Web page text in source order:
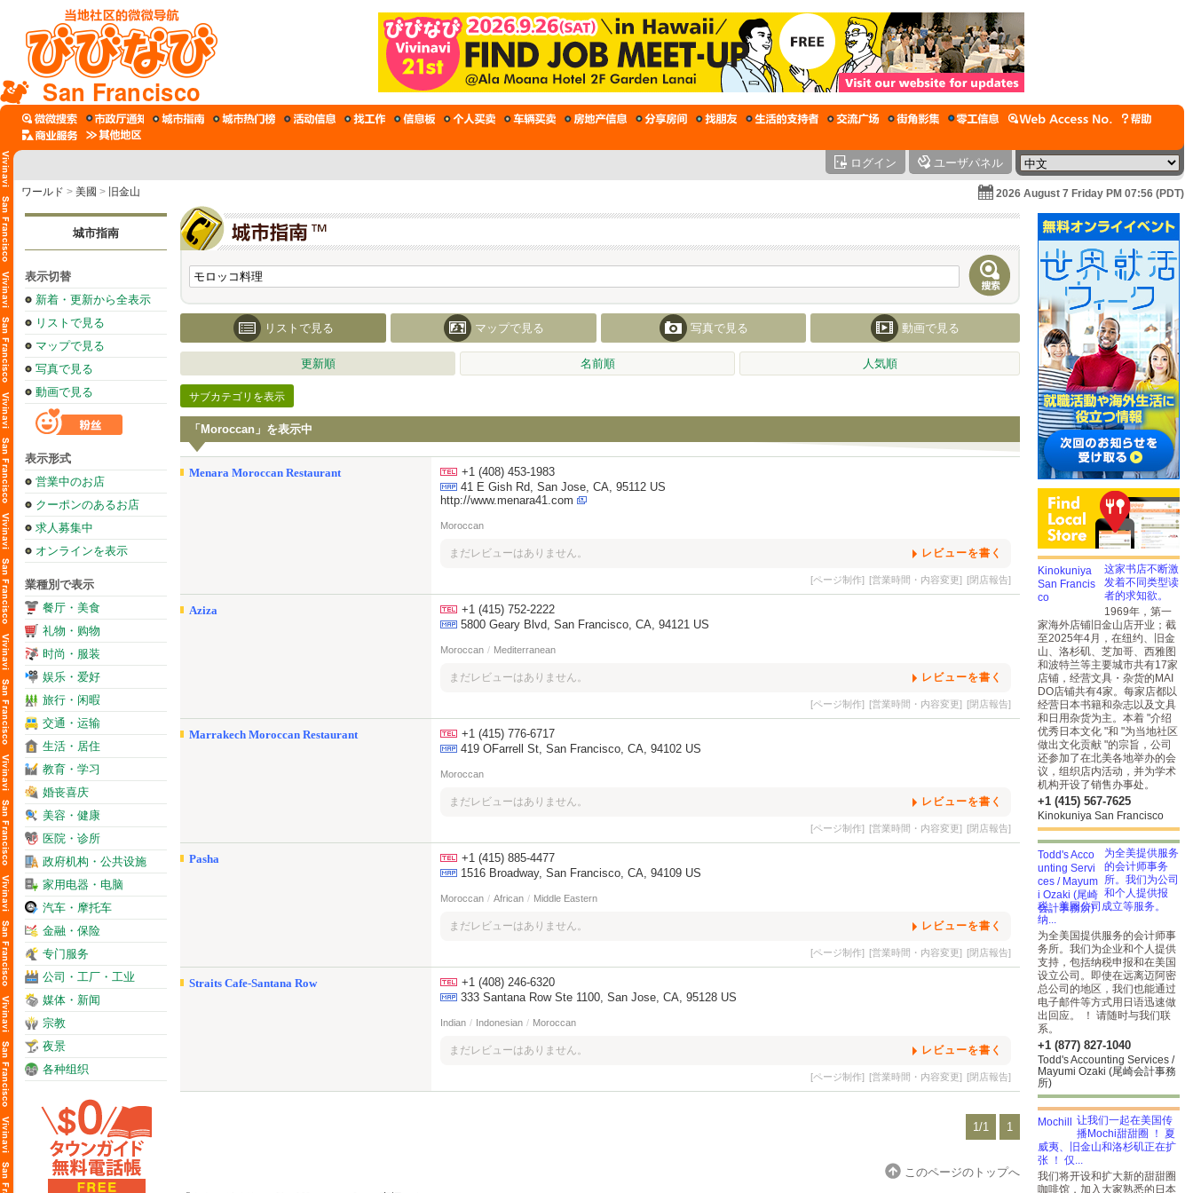
San Francisco
ログイン ユーザパネル
ワールド > 美國 > 旧金山 2026 August 7 Friday PM 07:56 (PDT)
城市指南
表示切替
新着・更新から全表示
リストで見る
マップで見る
写真で見る
動画で見る
表示形式
営業中のお店
クーポンのあるお店
求人募集中
オンラインを表示
業種別で表示
餐厅・美食
礼物・购物
时尚・服装
娱乐・爱好
旅行・闲暇
交通・运输
生活・居住
教育・学习
婚丧喜庆
美容・健康
医院・诊所
政府机构・公共设施
家用电器・电脑
汽车・摩托车
金融・保险
专门服务
公司・工厂・工业
媒体・新闻
宗教
夜景
各种组织
リストで見る マップで見る 写真で見る 動画で見る
更新順 名前順 人気順
サブカテゴリを表示
「Moroccan」を表示中
Menara Moroccan Restaurant
+1 (408) 453-1983
41 E Gish Rd, San Jose, CA, 95112 US
http://www.menara41.com
Moroccan
まだレビューはありません。 レビューを書く
[ページ制作] [営業時間・内容変更] [閉店報告]
Aziza
+1 (415) 752-2222
5800 Geary Blvd, San Francisco, CA, 94121 US
Moroccan / Mediterranean
まだレビューはありません。 レビューを書く
[ページ制作] [営業時間・内容変更] [閉店報告]
Marrakech Moroccan Restaurant
+1 (415) 776-6717
419 OFarrell St, San Francisco, CA, 94102 US
Moroccan
まだレビューはありません。 レビューを書く
[ページ制作] [営業時間・内容変更] [閉店報告]
Pasha
+1 (415) 885-4477
1516 Broadway, San Francisco, CA, 94109 US
Moroccan / African / Middle Eastern
まだレビューはありません。 レビューを書く
[ページ制作] [営業時間・内容変更] [閉店報告]
Straits Cafe-Santana Row
+1 (408) 246-6320
333 Santana Row Ste 1100, San Jose, CA, 95128 US
Indian / Indonesian / Moroccan
まだレビューはありません。 レビューを書く
[ページ制作] [営業時間・内容変更] [閉店報告]
1/1 1
このページのトップへ
这家书店不断激
发着不同类型读
者的求知欲。
1969年，第一
家海外店铺旧金山店开业；截
至2025年4月，在纽约、旧金
山、洛杉矶、芝加哥、西雅图
和波特兰等主要城市共有17家
店铺，经营文具・杂货的MAI
DO店铺共有4家。每家店都以
经营日本书籍和杂志以及文具
和日用杂货为主。本着 "介绍
优秀日本文化 "和 "为当地社区
做出文化贡献 "的宗旨，公司
还参加了在北美各地举办的会
议，组织店内活动，并为学术
机构开设了销售办事处。
+1 (415) 567-7625
Kinokuniya San Francisco
为全美提供服务
的会计师事务
所。我们为公司
和个人提供报
税、美国公司成立等服务。
纳...
为全美国提供服务的会计师事
务所。我们为企业和个人提供
支持，包括纳税申报和在美国
设立公司。即使在远离迈阿密
总公司的地区，我们也能通过
电子邮件等方式用日语迅速做
出回应。 ！ 请随时与我们联
系。
+1 (877) 827-1040
Todd's Accounting Services /
Mayumi Ozaki (尾崎会計事務
所)
让我们一起在美国传
播Mochi甜甜圈 ！ 夏
威夷、旧金山和洛杉矶正在扩
张 ！ 仅...
我们将开设和扩大新的甜甜圈
咖啡馆，加入大家熟悉的日本